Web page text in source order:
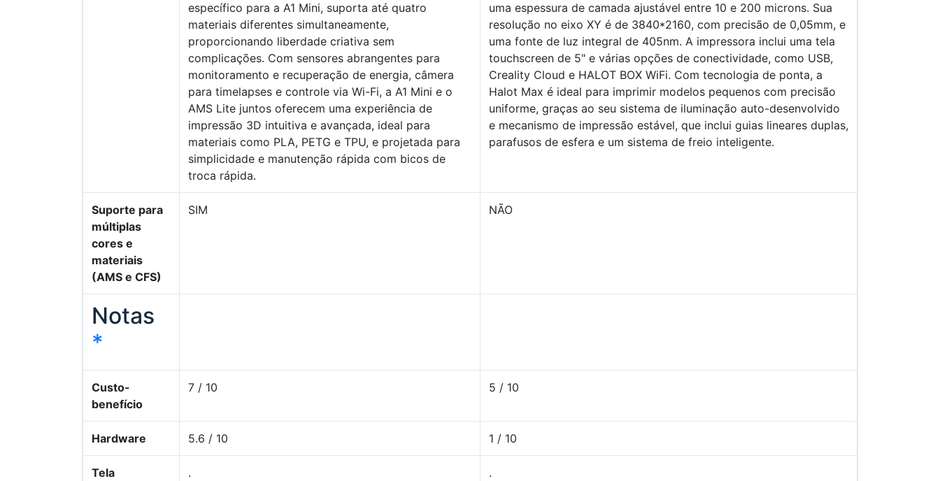
específico para a A1 Mini, suporta até quatro
materiais diferentes simultaneamente,
proporcionando liberdade criativa sem
complicações. Com sensores abrangentes para
monitoramento e recuperação de energia, câmera
para timelapses e controle via Wi-Fi, a A1 Mini e o
AMS Lite juntos oferecem uma experiência de
impressão 3D intuitiva e avançada, ideal para
materiais como PLA, PETG e TPU, e projetada para
simplicidade e manutenção rápida com bicos de
troca rápida.
uma espessura de camada ajustável entre 10 e 200 microns. Sua
resolução no eixo XY é de 3840*2160, com precisão de 0,05mm, e
uma fonte de luz integral de 405nm. A impressora inclui uma tela
touchscreen de 5" e várias opções de conectividade, como USB,
Creality Cloud e HALOT BOX WiFi. Com tecnologia de ponta, a
Halot Max é ideal para imprimir modelos pequenos com precisão
uniforme, graças ao seu sistema de iluminação auto-desenvolvido
e mecanismo de impressão estável, que inclui guias lineares duplas,
parafusos de esfera e um sistema de freio inteligente.
Suporte para
múltiplas
cores e
materiais
(AMS e CFS)
SIM NÃO
Notas
*
Custo-
benefício
7 / 10 5 / 10
Hardware 5.6 / 10 1 / 10
Tela . .